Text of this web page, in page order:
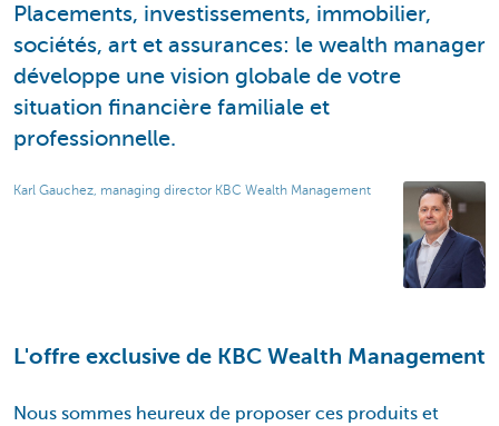
Placements, investissements, immobilier,
sociétés, art et assurances: le wealth manager
développe une vision globale de votre
situation financière familiale et
professionnelle.
Karl Gauchez, managing director KBC Wealth Management
L'offre exclusive de KBC Wealth Management
Nous sommes heureux de proposer ces produits et